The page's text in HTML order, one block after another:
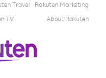
Travel
Rakuten Marketing
TV About Rakuten